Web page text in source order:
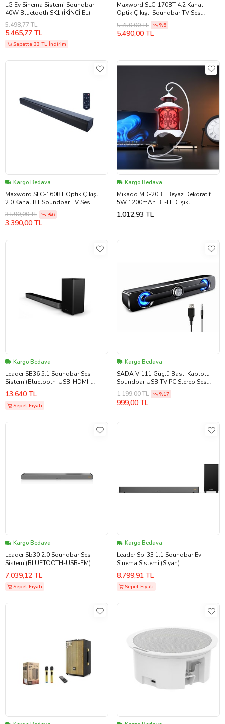
LG Ev Sinema Sistemi Soundbar
40W Bluetooth SK1 (İKİNCİ EL)
5.498,77 TL
5.465,77 TL
Sepette 33 TL İndirim
Maxword SLC-170BT 4.2 Kanal
Optik Çıkışlı Soundbar TV Ses
Sistemi + Subwoofer 170W+130W
5.750,00 TL %5
5.490,00 TL
Kargo Bedava
Maxword SLC-160BT Optik Çıkışlı
2.0 Kanal BT Soundbar TV Ses
Sistemi 160W (79x8x6 cm)
3.590,00 TL %6
3.390,00 TL
Kargo Bedava
Mikado MD-20BT Beyaz Dekoratif
5W 1200mAh BT-LED Işıklı
Bluetooth Hoparlör
1.012,93 TL
Kargo Bedava
Leader SB36 5.1 Soundbar Ses
Sistemi(Bluetooth-USB-HDMI-
Optik-FM) (Siyah)
13.640 TL
Sepet Fiyatı
Kargo Bedava
SADA V-111 Güçlü Baslı Kablolu
Soundbar USB TV PC Stereo Ses
Sistemi 3.5mm
1.199,00 TL %17
999,00 TL
Kargo Bedava
Leader Sb30 2.0 Soundbar Ses
Sistemi(BLUETOOTH-USB-FM)
(Siyah)
7.039,12 TL
Sepet Fiyatı
Kargo Bedava
Leader Sb-33 1.1 Soundbar Ev
Sinema Sistemi (Siyah)
8.799,91 TL
Sepet Fiyatı